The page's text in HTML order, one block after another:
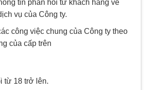
tin phản hồi từ khách hàng về
vụ của Công ty.
công việc chung của Công ty theo
của cấp trên
từ 18 trở lên.